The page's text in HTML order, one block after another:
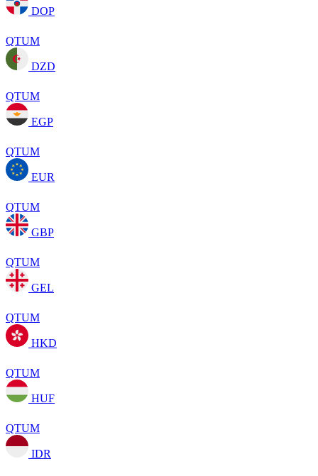
DOP
QTUM
DZD
QTUM
EGP
QTUM
EUR
QTUM
GBP
QTUM
GEL
QTUM
HKD
QTUM
HUF
QTUM
IDR